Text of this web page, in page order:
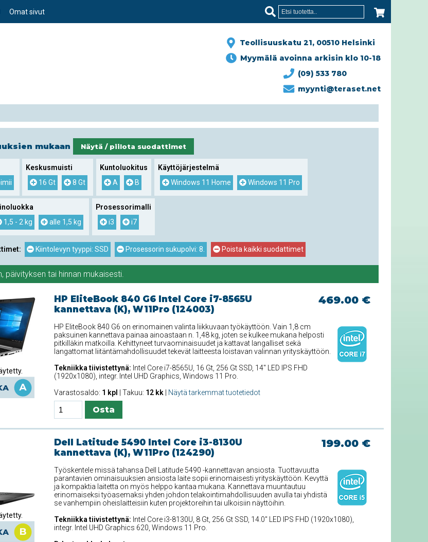
Teollisuuskatu 21, 00510 Helsinki
Myymälä avoinna arkisin klo 10-18
(09) 533 780
myynti@teraset.net
Omat sivut
mukaan Näytä / piilota suodattimet
Keskusmuisti
16 Gt
8 Gt
Kuntoluokitus
A
B
Käyttöjärjestelmä
Windows 11 Home
Windows 11 Pro
1,5 - 2 kg
alle 1,5 kg
Prosessorimalli
i3
i7
Kiintolevyn tyyppi: SSD Prosessorin sukupolvi: 8. Poista kaikki suodattimet
, päivityksen tai hinnan mukaisesti.
HP EliteBook 840 G6 Intel Core i7-8565U
kannettava (K), W11Pro (124003)
469.00 €
HP EliteBook 840 G6 on erinomainen valinta liikkuvaan työkäyttöön. Vain 1,8 cm
paksuinen kannettava painaa ainoastaan n. 1,48 kg, joten se kulkee mukana helposti
pitkilläkin matkoilla. Kehittyneet turvaominaisuudet ja kattavat langalliset sekä
langattomat liitäntämahdollisuudet tekevät laitteesta loistavan valinnan yrityskäyttöön.
Tekniikka tiivistettynä: Intel Core i7-8565U, 16 Gt, 256 Gt SSD, 14'' LED IPS FHD
(1920x1080), integr. Intel UHD Graphics, Windows 11 Pro.
Varastosaldo: 1 kpl | Takuu: 12 kk| Näytä tarkemmat tuotetiedot
Dell Latitude 5490 Intel Core i3-8130U
kannettava (K), W11Pro (124290)
199.00 €
Työskentele missä tahansa Dell Latitude 5490 -kannettavan ansiosta. Tuottavuutta
parantavien ominaisuuksien ansiosta laite sopii erinomaisesti yrityskäyttöön. Kevyttä
ja kompaktia laitetta on myös helppo kantaa mukana. Kannettava muuntautuu
erinomaiseksi työasemaksi yhden johdon telakointimahdollisuuden avulla tai yhdistä
se vanhempiin oheislaitteisiin kuten projektoreihin tai ulkoisiin näyttöihin.
Tekniikka tiivistettynä: Intel Core i3-8130U, 8 Gt, 256 Gt SSD, 14.0'' LED IPS FHD (1920x1080),
integr. Intel UHD Graphics 620, Windows 11 Pro.